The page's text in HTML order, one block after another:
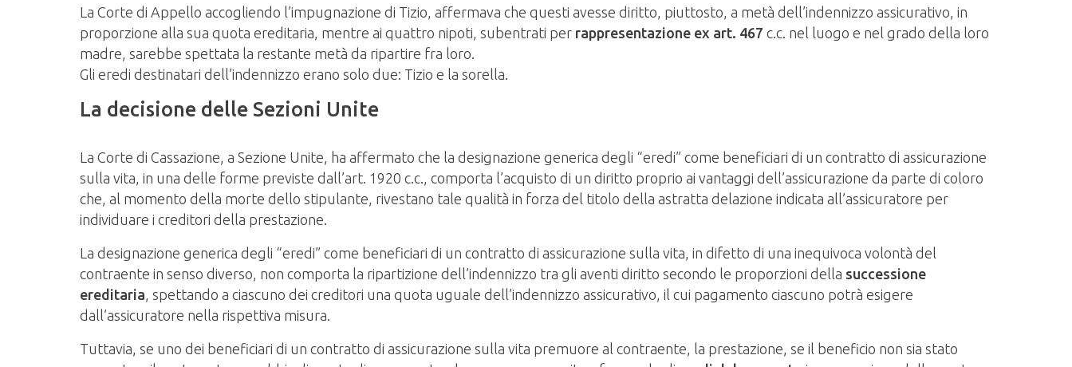
La Corte di Appello accogliendo l’impugnazione di Tizio, affermava che questi avesse diritto, piuttosto, a metà dell’indennizzo assicurativo, in
proporzione alla sua quota ereditaria, mentre ai quattro nipoti, subentrati per rappresentazione ex art. 467 c.c. nel luogo e nel grado della loro
madre, sarebbe spettata la restante metà da ripartire fra loro.
Gli eredi destinatari dell’indennizzo erano solo due: Tizio e la sorella.
La decisione delle Sezioni Unite
La Corte di Cassazione, a Sezione Unite, ha affermato che la designazione generica degli “eredi” come beneficiari di un contratto di assicurazione
sulla vita, in una delle forme previste dall’art. 1920 c.c., comporta l’acquisto di un diritto proprio ai vantaggi dell’assicurazione da parte di coloro
che, al momento della morte dello stipulante, rivestano tale qualità in forza del titolo della astratta delazione indicata all’assicuratore per
individuare i creditori della prestazione.
La designazione generica degli “eredi” come beneficiari di un contratto di assicurazione sulla vita, in difetto di una inequivoca volontà del
contraente in senso diverso, non comporta la ripartizione dell’indennizzo tra gli aventi diritto secondo le proporzioni della successione
ereditaria , spettando a ciascuno dei creditori una quota uguale dell’indennizzo assicurativo, il cui pagamento ciascuno potrà esigere
dall’assicuratore nella rispettiva misura.
Tuttavia, se uno dei beneficiari di un contratto di assicurazione sulla vita premuore al contraente, la prestazione, se il beneficio non sia stato